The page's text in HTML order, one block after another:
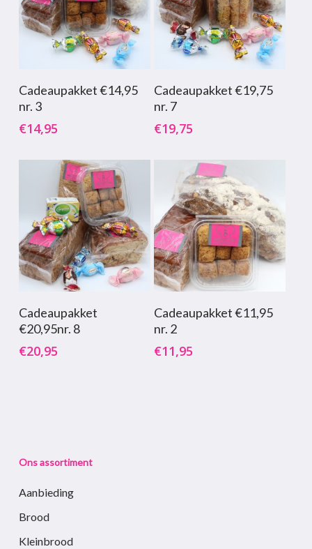
Toevoegen Aan
Winkelwagen
Cadeaupakket €14,95
nr. 3
€14,95
Toevoegen Aan
Winkelwagen
Cadeaupakket €19,75
nr. 7
€19,75
Toevoegen Aan
Winkelwagen
Cadeaupakket
€20,95nr. 8
€20,95
Toevoegen Aan
Winkelwagen
Cadeaupakket €11,95
nr. 2
€11,95
Ons assortiment
Aanbieding
Brood
Kleinbrood